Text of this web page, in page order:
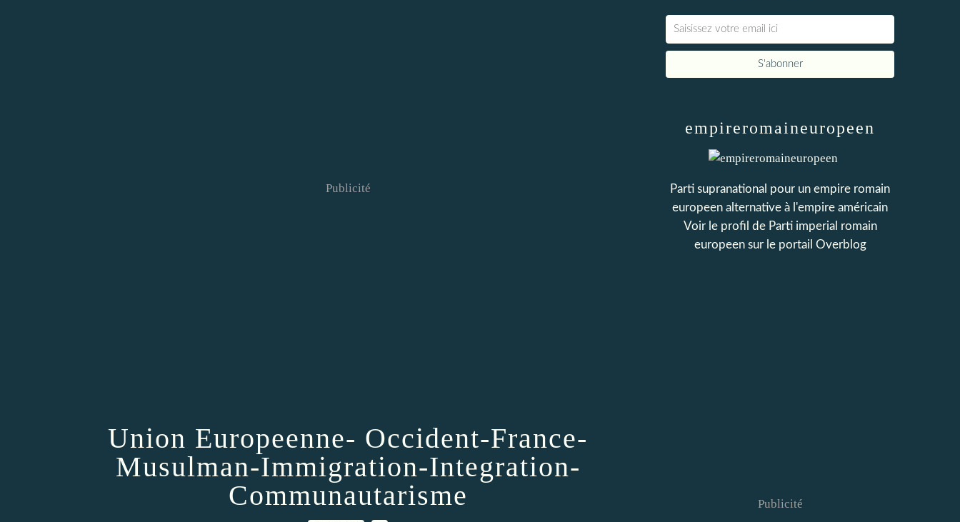
Publicité
Union Europeenne- Occident-France-
Musulman-Immigration-Integration-
Communautarisme
empireromaineuropeen
Parti supranational pour un empire romain
europeen alternative à l'empire américain
Voir le profil de Parti imperial romain
europeensur le portail Overblog
Publicité